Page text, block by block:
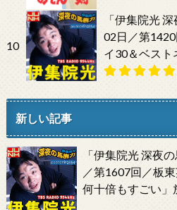
10
「伊集院光
02日／第
イ30＆ベスト
新しい記事
「伊集院光 深夜
／第1607回／板
何十倍もすごい」